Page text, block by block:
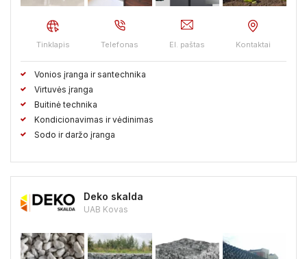
Tinklapis Telefonas El. paštas Kontaktai
Vonios įranga ir santechnika
Virtuvės įranga
Buitinė technika
Kondicionavimas ir vėdinimas
Sodo ir daržo įranga
Deko skalda
UAB Kovas